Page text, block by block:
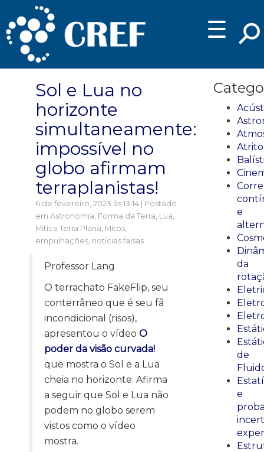
☰
Sol e Lua no
horizonte
simultaneamente:
impossível no
globo afirmam
terraplanistas!
6 de fevereiro, 2023 às 13:14 | Postado
em Astronomia, Forma da Terra, Lua,
Mítica Terra Plana, Mitos,
empulhações, notícias falsas
Professor Lang
O terrachato FakeFlip, seu
conterrâneo que é seu fã
incondicional (risos),
apresentou o vídeo O
poder da visão curvada!
que mostra o Sol e a Lua
cheia no horizonte. Afirma
a seguir que Sol e Lua não
podem no globo serem
vistos como o vídeo
mostra.
Atrito
e
da
de
e